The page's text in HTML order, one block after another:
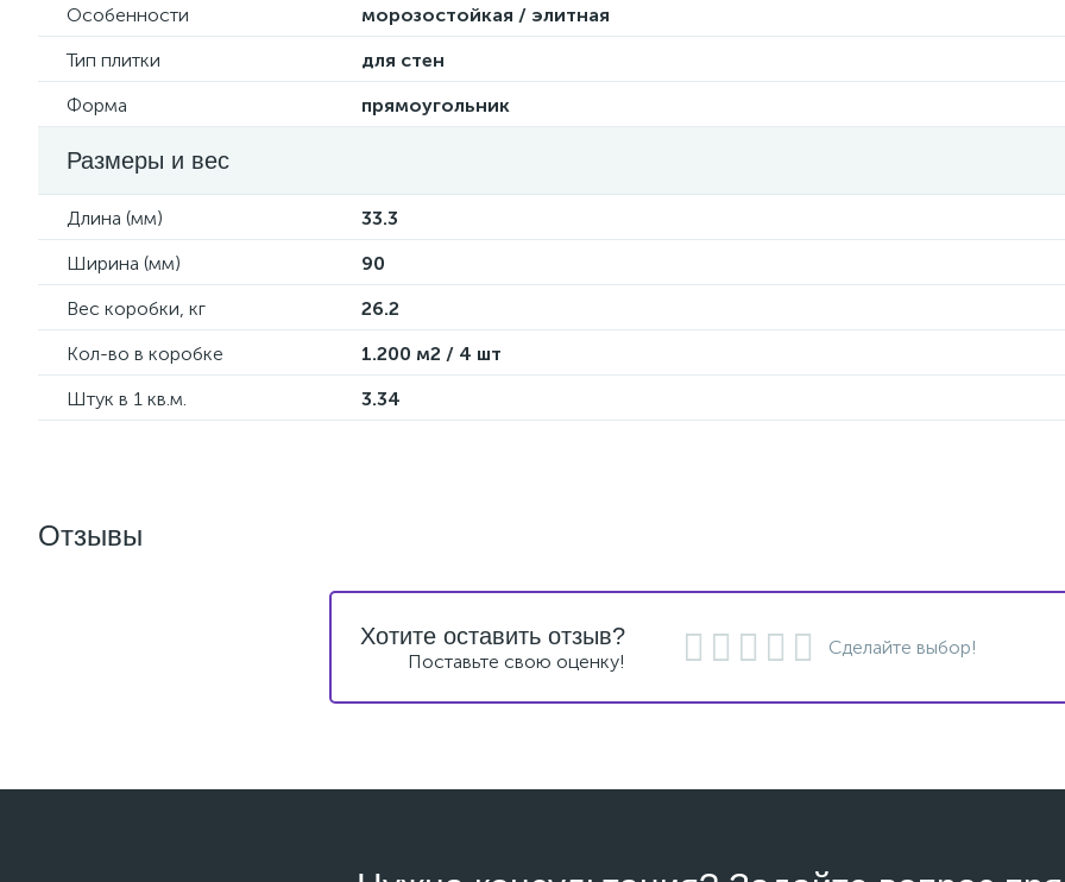
Особенности
морозостойкая / элитная
Тип плитки
для стен
Форма
прямоугольник
Размеры и вес
Длина (мм)
33.3
Ширина (мм)
90
Вес коробки, кг
26.2
Кол-во в коробке
1.200 м2 / 4 шт
Штук в 1 кв.м.
3.34
Отзывы
Хотите оставить отзыв?
Поставьте свою оценку!
Сделайте выбор!